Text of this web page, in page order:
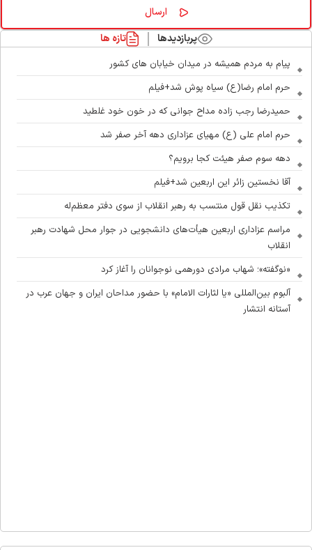
پربازدیدها تازه ها
پیام به مردم همیشه در میدان خیابان های کشور
حرم امام رضا(ع) سیاه پوش شد+فیلم
حمیدرضا رجب زاده مداح جوانی که در خون خود غلطید
حرم امام علی (ع) مهیای عزاداری دهه آخر صفر شد
دهه سوم صفر هیئت کجا برویم؟
آقا نخستین زائر این اربعین شد+فیلم
تکذیب نقل قول منتسب به رهبر انقلاب از سوی دفتر معظم‌له
مراسم عزاداری اربعین هیأت‌های دانشجویی در جوار محل شهادت رهبر
انقلاب
«نوگفته»؛ شهاب مرادی دورهمی نوجوانان را آغاز کرد
آلبوم بین‌المللی «یا لثارات الامام» با حضور مداحان ایران و جهان عرب در
آستانه انتشار